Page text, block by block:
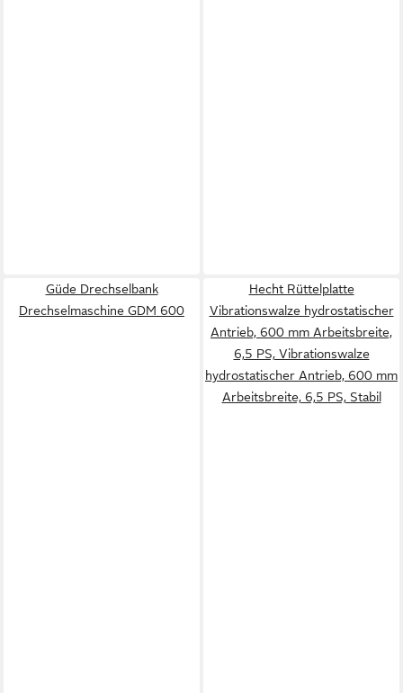
Güde Drechselbank
Drechselmaschine GDM 600
Hecht Rüttelplatte
Vibrationswalze hydrostatischer
Antrieb, 600 mm Arbeitsbreite,
6,5 PS, Vibrationswalze
hydrostatischer Antrieb, 600 mm
Arbeitsbreite, 6,5 PS, Stabil